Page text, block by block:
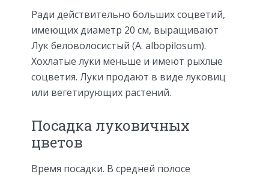
Ради действительно больших соцветий,
имеющих диаметр 20 см, выращивают
Лук беловолосистый (A. albopilosum).
Хохлатые луки меньше и имеют рыхлые
соцветия. Луки продают в виде луковиц
или вегетирующих растений.
Посадка луковичных
цветов
Время посадки. В средней полосе